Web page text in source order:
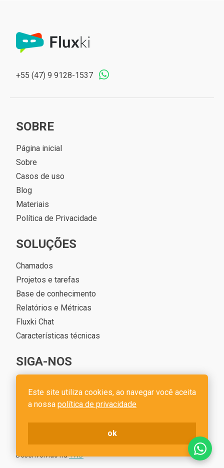
+55 (47) 9 9128-1537
SOBRE
Página inicial
Sobre
Casos de uso
Blog
Materiais
Política de Privacidade
SOLUÇÕES
Chamados
Projetos e tarefas
Base de conhecimento
Relatórios e Métricas
Fluxki Chat
Características técnicas
SIGA-NOS
Fluxki - Plataforma para comunicação com os clientes e
Desenvolvido na1WD
Este site utiliza cookies, ao navegar você aceita
a nossa política de privacidade
ok